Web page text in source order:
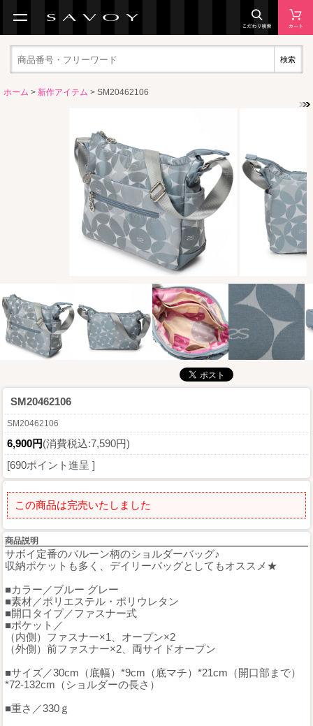
検索
ホーム > 新作アイテム > SM20462106
SM20462106
SM20462106
6,900円(消費税込:7,590円)
[690ポイント進呈 ]
この商品は完売いたしました
商品説明
サボイ定番のバルーン柄のショルダーバッグ♪
収納ポケットも多く、デイリーバッグとしてもオススメ★
■カラー／ブルー グレー
■素材／ポリエステル・ポリウレタン
■開口タイプ／ファスナー式
■ポケット／
（内側）ファスナー×1、オープン×2
（外側）前ファスナー×2、両サイドオープン
■サイズ／30cm（底幅）*9cm（底マチ）*21cm（開口部まで）
*72-132cm（ショルダーの長さ）
■重さ／330ｇ